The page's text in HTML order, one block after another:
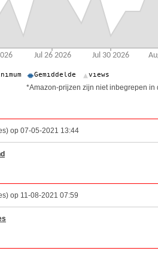
*Amazon-prijzen zijn niet inbegrepen in
op 07-05-2021 13:44
op 11-08-2021 07:59